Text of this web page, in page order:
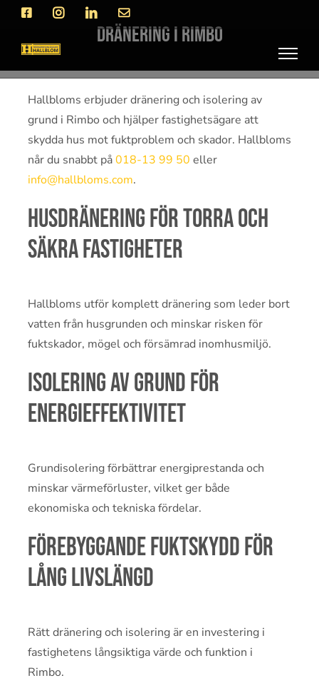
Fortsätt
innehållet
FacebookInstagramLinkedIn
E-
Dränering i Rimbo
Hallbloms erbjuder dränering och isolering av
grund i Rimbo och hjälper fastighetsägare att
skydda hus mot fuktproblem och skador. Hallbloms
når du snabbt på018-13 99 50 eller
info@hallbloms.com.
Husdränering för torra och
säkra fastigheter
Hallbloms utför komplett dränering som leder bort
vatten från husgrunden och minskar risken för
fuktskador, mögel och försämrad inomhusmiljö.
Isolering av grund för
energieffektivitet
Grundisolering förbättrar energiprestanda och
minskar värmeförluster, vilket ger både
ekonomiska och tekniska fördelar.
Förebyggande fuktskydd för
lång livslängd
Rätt dränering och isolering är en investering i
fastighetens långsiktiga värde och funktion i
Rimbo.